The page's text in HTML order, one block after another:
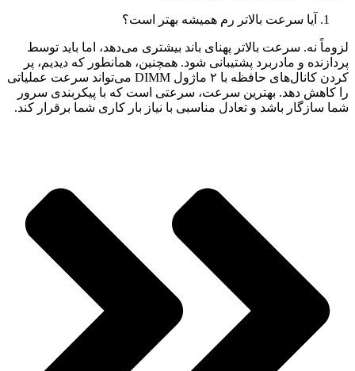
آیا سرعت بالاتر رم همیشه بهتر است؟
لزوماً نه. سرعت بالاتر پهنای باند بیشتری می‌دهد، اما باید توسط
پردازنده و مادربرد پشتیبانی شود. همچنین، همانطور که دیدیم، پر
کردن کانال‌های حافظه با ۲ ماژول DIMM می‌تواند سرعت عملیاتی
را کاهش دهد. بهترین سرعت، سرعتی است که با پیکربندی سرور
شما سازگار باشد و تعادل مناسبی با نیاز بار کاری شما برقرار کند.